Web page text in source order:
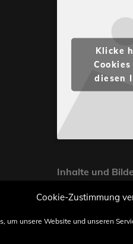
Cookie-Zustimmung
um unsere Website und unseren
Klicke
diesen
Inhalte und
Zustimmung von